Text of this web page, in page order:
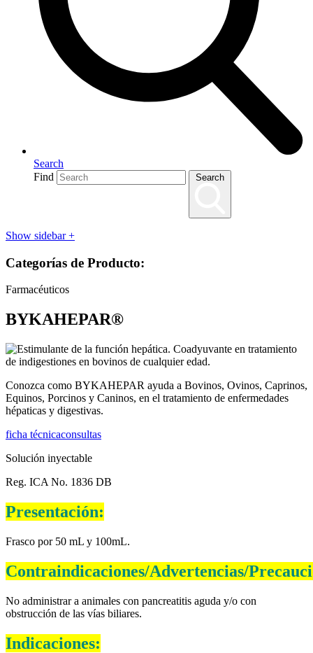
Search
Find
Search
Show sidebar+
Categorías de Producto:
Farmacéuticos
BYKAHEPAR®
Conozca como BYKAHEPAR ayuda a Bovinos, Ovinos, Caprinos,
Equinos, Porcinos y Caninos, en el tratamiento de enfermedades
hépaticas y digestivas.
ficha técnicaconsultas
Solución inyectable
Reg. ICA No. 1836 DB
Presentación:
Frasco por 50 mL y 100mL.
Contraindicaciones/Advertencias/
No administrar a animales con pancreatitis aguda y/o con
obstrucción de las vías biliares.
Indicaciones: